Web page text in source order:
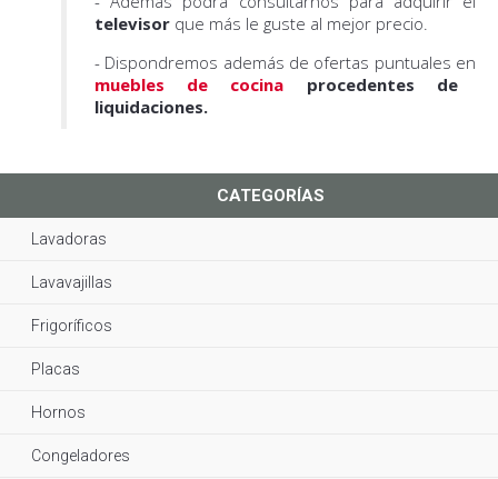
televisor que más le guste al mejor precio.
- Dispondremos además de ofertas puntuales en
muebles de cocina procedentes de
liquidaciones.
CATEGORÍAS
Lavadoras
Lavavajillas
Frigoríficos
Placas
Hornos
Congeladores